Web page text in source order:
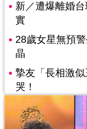
新／遭爆離婚
實
28歲女星無預
晶
摯友「長相激
哭！